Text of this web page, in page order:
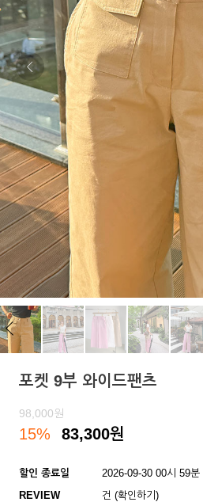
포켓 9부 와이드팬츠
98,000원
15% 83,300원
할인 종료일
2026-09-30 00시 59분
REVIEW
건 (확인하기)